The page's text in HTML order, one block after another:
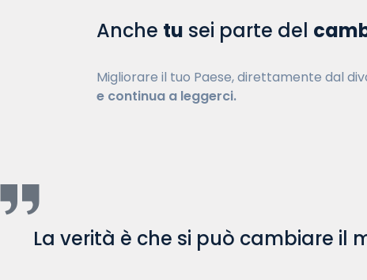
Anche tu sei parte del
Migliorare il tuo Paese, direttamente dal
e continua a leggerci.
La verità è che si può cambiare il